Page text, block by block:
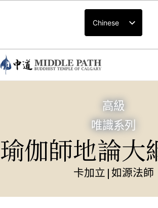
Chinese
高級
唯識系列
瑜伽師地論大
卡加立 |如源法師